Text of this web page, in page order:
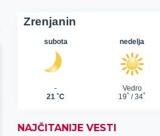
NAJČITANIJE VESTI